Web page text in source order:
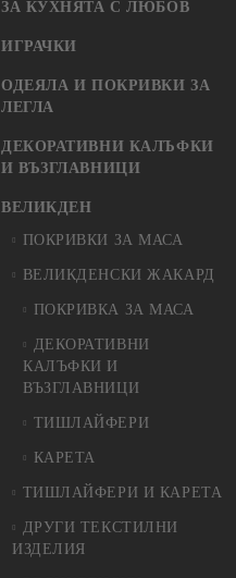
ЗА КУХНЯТА С ЛЮБОВ
ИГРАЧКИ
ОДЕЯЛА И ПОКРИВКИ ЗА
ЛЕГЛА
ДЕКОРАТИВНИ КАЛЪФКИ
И ВЪЗГЛАВНИЦИ
ВЕЛИКДЕН
ПОКРИВКИ ЗА МАСА
ВЕЛИКДЕНСКИ ЖАКАРД
ПОКРИВКА ЗА МАСА
ДЕКОРАТИВНИ
КАЛЪФКИ И
ВЪЗГЛАВНИЦИ
ТИШЛАЙФЕРИ
КАРЕТА
ТИШЛАЙФЕРИ И КАРЕТА
ДРУГИ ТЕКСТИЛНИ
ИЗДЕЛИЯ